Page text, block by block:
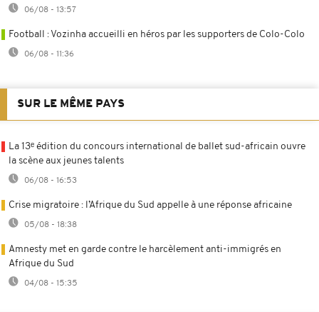
06/08 - 13:57
Football : Vozinha accueilli en héros par les supporters de Colo-Colo
06/08 - 11:36
SUR LE MÊME PAYS
La 13ᵉ édition du concours international de ballet sud-africain ouvre
la scène aux jeunes talents
06/08 - 16:53
Crise migratoire : l’Afrique du Sud appelle à une réponse africaine
05/08 - 18:38
Amnesty met en garde contre le harcèlement anti-immigrés en
Afrique du Sud
04/08 - 15:35